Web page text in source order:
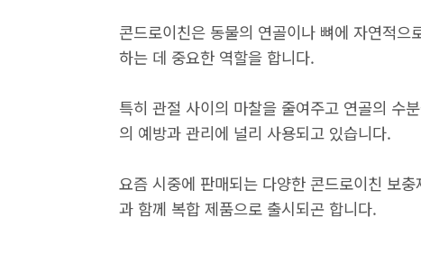
콘드로이친은 동물의 연골이나 뼈에 자연적
하는 데 중요한 역할을 합니다.
특히 관절 사이의 마찰을 줄여주고 연골의 수
의 예방과 관리에 널리 사용되고 있습니다.
요즘 시중에 판매되는 다양한 콘드로이친 보
과 함께 복합 제품으로 출시되곤 합니다.